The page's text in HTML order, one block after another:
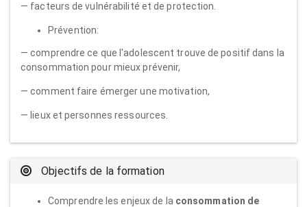
— facteurs de vulnérabilité et de protection.
Prévention:
— comprendre ce que l'adolescent trouve de positif dans la
consommation pour mieux prévenir,
— comment faire émerger une motivation,
— lieux et personnes ressources.
Objectifs de la formation
Comprendre les enjeux de la consommation de